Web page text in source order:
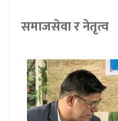
समाजसेवा र नेतृत्व